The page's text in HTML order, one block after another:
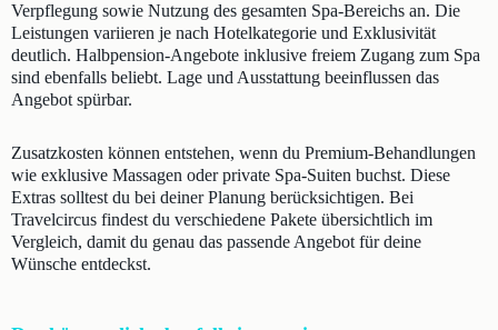
Verpflegung sowie Nutzung des gesamten Spa-Bereichs an. Die
Leistungen variieren je nach Hotelkategorie und Exklusivität
deutlich. Halbpension-Angebote inklusive freiem Zugang zum Spa
sind ebenfalls beliebt. Lage und Ausstattung beeinflussen das
Angebot spürbar.
Zusatzkosten können entstehen, wenn du Premium-Behandlungen
wie exklusive Massagen oder private Spa-Suiten buchst. Diese
Extras solltest du bei deiner Planung berücksichtigen. Bei
Travelcircus findest du verschiedene Pakete übersichtlich im
Vergleich, damit du genau das passende Angebot für deine
Wünsche entdeckst.